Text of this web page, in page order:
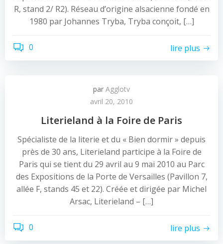
R, stand 2/ R2). Réseau d’origine alsacienne fondé en
1980 par Johannes Tryba, Tryba conçoit, […]
0 lire plus
par Agglotv
avril 20, 2010
Literieland à la Foire de Paris
Spécialiste de la literie et du « Bien dormir » depuis
près de 30 ans, Literieland participe à la Foire de
Paris qui se tient du 29 avril au 9 mai 2010 au Parc
des Expositions de la Porte de Versailles (Pavillon 7,
allée F, stands 45 et 22). Créée et dirigée par Michel
Arsac, Literieland – […]
0 lire plus